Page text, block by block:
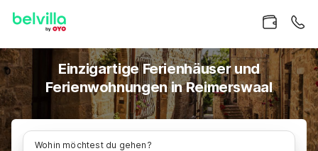
Einzigartige Ferienhäuser und
Ferienwohnungen in Reimerswaal
Wohin möchtest du gehen?